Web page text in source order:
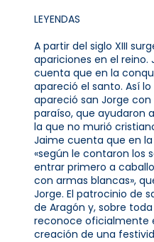
LEYENDAS
A partir del siglo XIII
apariciones en el reino.
cuenta que en la
apareció el santo. Así
apareció san Jorge
paraíso, que ayudaron
la que no murió
Jaime cuenta que en
«según le contaron los
entrar primero a
con armas blancas»,
Jorge. El patrocinio de
de Aragón y, sobre
reconoce oficialmente
creación de una